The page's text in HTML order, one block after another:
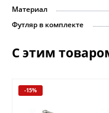
Материал
Футляр в комплекте
С этим
-15%